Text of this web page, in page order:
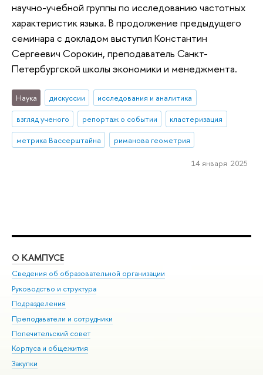
научно-учебной группы по исследованию частотных
характеристик языка. В продолжение предыдущего
семинара с докладом выступил Константин
Сергеевич Сорокин, преподаватель Санкт-
Петербургской школы экономики и менеджмента.
Наука дискуссии
исследования и аналитика
взгляд ученого
репортаж о событии
кластеризация
метрика Вассерштайна
риманова геометрия
14 января 2025
О КАМПУСЕ
Сведения об образовательной организации
Руководство и структура
Подразделения
Преподаватели и сотрудники
Попечительский совет
Корпуса и общежития
Закупки